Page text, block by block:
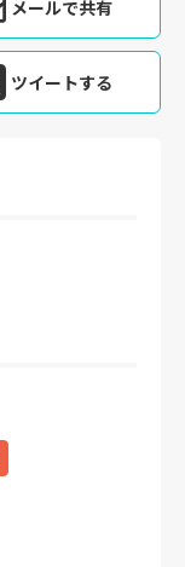
メールで共有
ツイートする